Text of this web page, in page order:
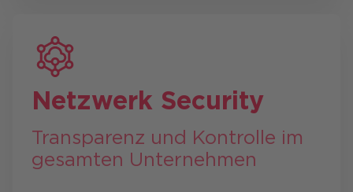
Netzwerk Security
Transparenz und Kontrolle im
gesamten Unternehmen